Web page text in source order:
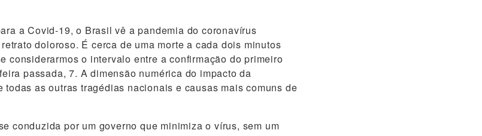
a Covid-19, o Brasil vê a pandemia do coronavírus
doloroso. É cerca de uma morte a cada dois minutos
considerarmos o intervalo entre a confirmação do primeiro
passada, 7. A dimensão numérica do impacto da
as outras tragédias nacionais e causas mais comuns de
conduzida por um governo que minimiza o vírus, sem um